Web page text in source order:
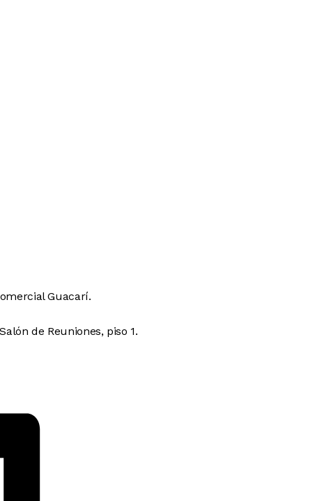
Guacarí.
de Reuniones, piso 1.